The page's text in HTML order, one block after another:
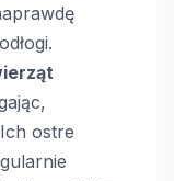
ostre